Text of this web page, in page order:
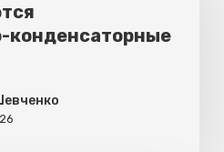
конденсаторные